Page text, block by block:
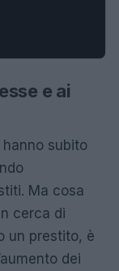
e ai
subito
Ma cosa
cerca di
un prestito, è
dei